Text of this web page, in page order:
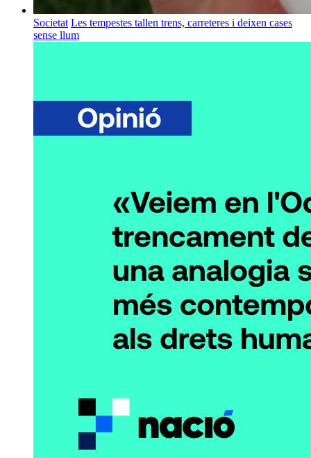
Societat Les tempestes tallen trens, carreteres i deixen cases
sense llum